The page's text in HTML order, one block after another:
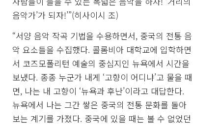
음악가’가 되자!’”(히사이시 조)
“서양 음악 작곡 기법을 수용하면서, 중국의 전통 음
악 요소들을 수집했다. 콜롬비아 대학교에 입학하면
서 코즈모폴리턴 예술의 중심지인 뉴욕에서 시간을
보냈다. 종종 누군가 내게 ‘고향이 어디냐’고 물을 때
면, 나는 내 고향이 ‘뉴욕과 후난’이라고 대답한다.
뉴욕에서 나는 그간 쌓은 중국의 전통 문화를 돌아
보는 계기를 가졌다. 중국에 있을 때는 볼 수 없었던